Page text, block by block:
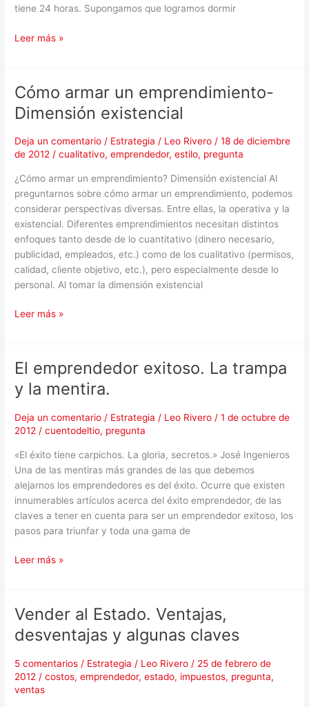
tiene 24 horas. Supongamos que logramos dormir
Leer más »
Cómo armar un emprendimiento-
Dimensión existencial
Deja un comentario / Estrategia / Leo Rivero /18 de diciembre
de 2012 /cualitativo,emprendedor,estilo, pregunta
¿Cómo armar un emprendimiento? Dimensión existencial Al
preguntarnos sobre cómo armar un emprendimiento, podemos
considerar perspectivas diversas. Entre ellas, la operativa y la
existencial. Diferentes emprendimientos necesitan distintos
enfoques tanto desde de lo cuantitativo (dinero necesario,
publicidad, empleados, etc.) como de los cualitativo (permisos,
calidad, cliente objetivo, etc.), pero especialmente desde lo
personal. Al tomar la dimensión existencial
Cómo
armar
un
emprendimiento-
Dimensión
Leer más »
El emprendedor exitoso. La trampa
y la mentira.
Deja un comentario / Estrategia / Leo Rivero /1 de octubre de
2012 /cuentodeltio, pregunta
«El éxito tiene carpichos. La gloria, secretos.» José Ingenieros
Una de las mentiras más grandes de las que debemos
alejarnos los emprendedores es del éxito. Ocurre que existen
innumerables artículos acerca del éxito emprendedor, de las
claves a tener en cuenta para ser un emprendedor exitoso, los
pasos para triunfar y toda una gama de
El
emprendedor
exitoso.
trampa
la
mentira.
Leer más »
Vender al Estado. Ventajas,
desventajas y algunas claves
5 comentarios / Estrategia / Leo Rivero / 25 de febrero de
2012 /costos,emprendedor,estado, impuestos, pregunta,
ventas
Vender
Estado.
desventajas
y